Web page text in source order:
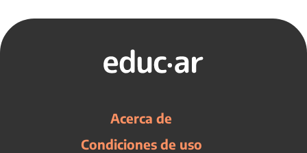
Acerca de
Condiciones de uso